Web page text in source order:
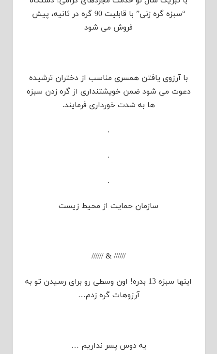
“سبزه گره زنی” با قابلیت 90 گره در ثانیه، پیش
فروش می شود
با آرزوی یافتن همسری مناسب از دختران ترشیده
دعوت می شود ضمن خویشتنداری از گره زدن سبزه
ها به شدت خورداری فرمایند.
.
.
.
سازمان حمایت از محیط زیست
////// & //////
اینها سبزه 13 بدره! اون وسطی رو برای رسیدن تو به
آرزوهات گره زدم…
یه دوس پسر نداریم …